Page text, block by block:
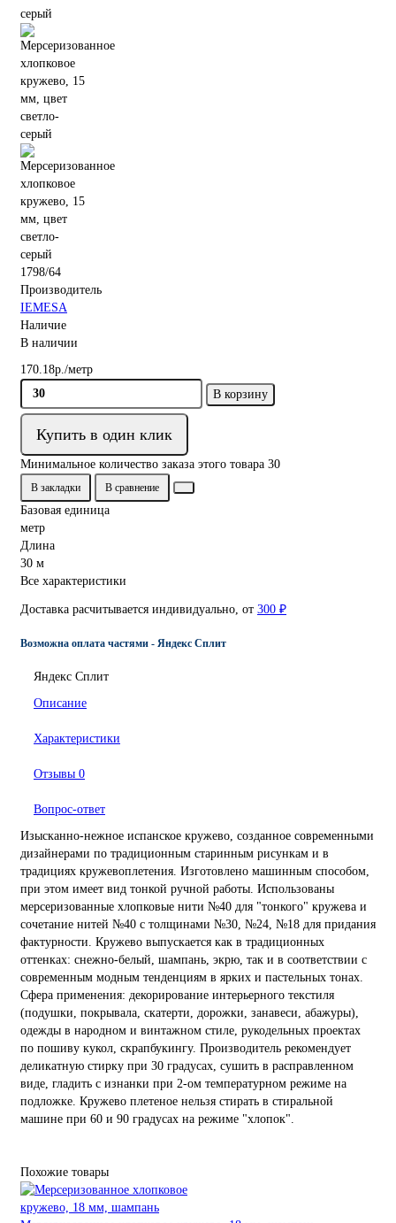
1798/64
Производитель
IEMESA
Наличие
В наличии
170.18р./метр
В корзину
Купить в один клик
Минимальное количество заказа этого товара 30
В закладки В сравнение
Базовая единица
метр
Длина
30 м
Все характеристики
Доставка расчитывается индивидуально, от 300 ₽
Возможна оплата частями - Яндекс Сплит
Яндекс Сплит
Описание
Характеристики
Отзывы 0
Вопрос-ответ
Изысканно-нежное испанское кружево, созданное современными
дизайнерами по традиционным старинным рисункам и в
традициях кружевоплетения. Изготовлено машинным способом,
при этом имеет вид тонкой ручной работы. Использованы
мерсеризованные хлопковые нити №40 для "тонкого" кружева и
сочетание нитей №40 с толщинами №30, №24, №18 для придания
фактурности. Кружево выпускается как в традиционных
оттенках: снежно-белый, шампань, экрю, так и в соответствии с
современным модным тенденциям в ярких и пастельных тонах.
Сфера применения: декорирование интерьерного текстиля
(подушки, покрывала, скатерти, дорожки, занавеси, абажуры),
одежды в народном и винтажном стиле, рукодельных проектах
по пошиву кукол, скрапбукингу. Производитель рекомендует
деликатную стирку при 30 градусах, сушить в расправленном
виде, гладить с изнанки при 2-ом температурном режиме на
подложке. Кружево плетеное нельзя стирать в стиральной
машине при 60 и 90 градусах на режиме "хлопок".
Похожие товары